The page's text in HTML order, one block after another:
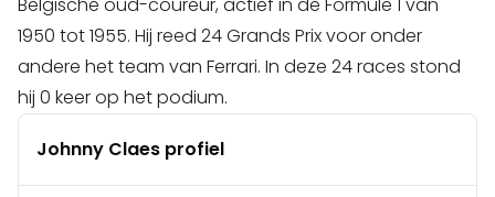
Belgische oud-coureur, actief in de Formule 1 van
1950 tot 1955. Hij reed 24 Grands Prix voor onder
andere het team van Ferrari. In deze 24 races stond
hij 0 keer op het podium.
Johnny Claes profiel